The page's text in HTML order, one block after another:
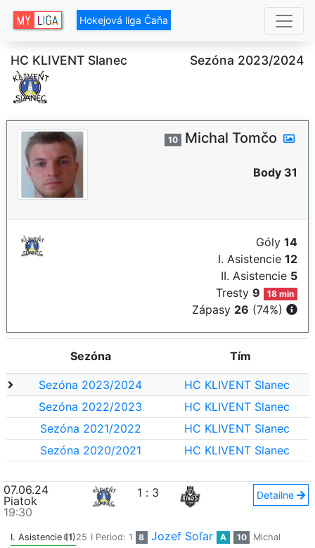
Hokejová liga Čaňa
HC KLIVENT Slanec Sezóna 2023/2024
10 Michal Tomčo
Body 31
Góly 14
I. Asistencie 12
II. Asistencie 5
Tresty9 18 min
Zápasy 26 (74%)
Sezóna Tím
Sezóna 2023/2024
HC KLIVENT Slanec
Sezóna 2022/2023
HC KLIVENT Slanec
Sezóna 2021/2022
HC KLIVENT Slanec
Sezóna 2020/2021
HC KLIVENT Slanec
07.06.24
Piatok
19:30
1 : 3 Detailne
I. Asistencie (1)01:25 I Period: 1 8 Jozef Soľar A 10
Michal